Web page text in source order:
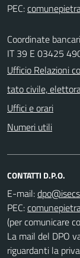
PEC:
Coordinate
IT 39 E 03425
Ufficio Relazioni
tato civile,
Uffici e orari
Numeri utili
CONTATTI D.P.O.
E-mail:
PEC:
(per comunicare
La mail del DPO
riguardanti la